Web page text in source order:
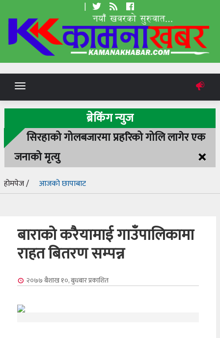
|
Toggle
navigation
ब्रेकिंग न्युज
सिरहाको गोलबजारमा प्रहरिको गोलि लागेर एक
जनाको मृत्यु
×
होमपेज / आजको छापाबाट
बाराको करैयामाई गाउँपालिकामा
राहत बितरण सम्पन्न
२०७७ बैशाख १०, बुधबारप्रकाशित